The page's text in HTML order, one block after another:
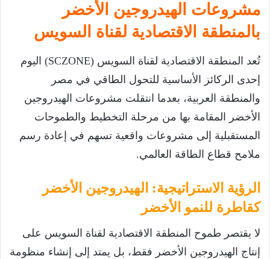
مشروعات الهيدروجين الأخضر
بالمنطقة الاقتصادية لقناة السويس
تُعد المنطقة الاقتصادية لقناة السويس (SCZONE) اليوم
إحدى الركائز الأساسية للتحول الطاقي في مصر
والمنطقة العربية، بعدما انتقلت مشروعات الهيدروجين
الأخضر المقامة بها من مرحلة التخطيط والطموحات
المستقبلية إلى مشروعات واقعية تسهم في إعادة رسم
ملامح قطاع الطاقة العالمي.
الرؤية الاستراتيجية: الهيدروجين الأخضر
كقاطرة للنمو الأخضر
لا يقتصر طموح المنطقة الاقتصادية لقناة السويس على
إنتاج الهيدروجين الأخضر فقط، بل يمتد إلى إنشاء منظومة